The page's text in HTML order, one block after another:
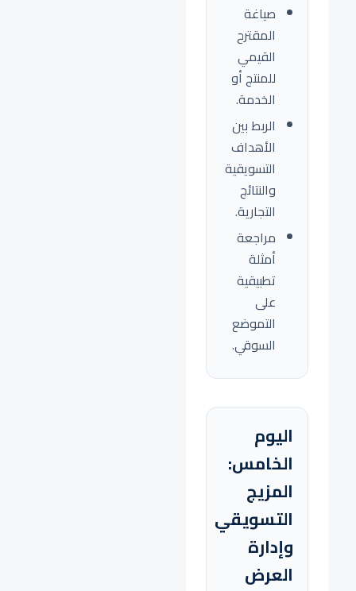
صياغة
المقترح
القيمي
للمنتج أو
الخدمة.
الربط بين
الأهداف
التسويقية
والنتائج
التجارية.
مراجعة
أمثلة
تطبيقية
على
التموضع
السوقي.
اليوم
الخامس:
المزيج
التسويقي
وإدارة
العرض